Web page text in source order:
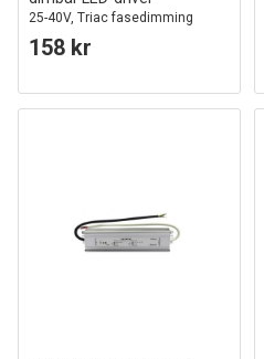
25-40V, Triac fasedimming
158 kr